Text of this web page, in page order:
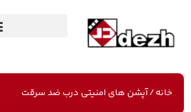
خانه/ آپشن های امنیتی درب ضد سرقت